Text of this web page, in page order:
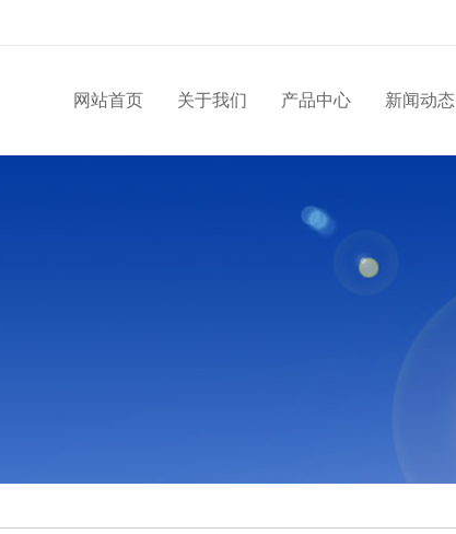
网站首页 关于我们 产品中心 新闻动态